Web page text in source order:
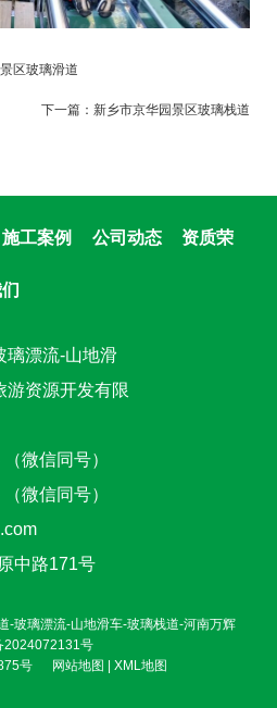
区玻璃滑道
下一篇： 新乡市京华园景区玻璃栈道
施工案例 公司动态 资质荣
璃漂流-山地滑
游资源开发有限
微信同号）
微信同号）
中路171号
-玻璃漂流-山地滑车-玻璃栈道-河南万辉
2024072131号
号
网站地图 XML地图